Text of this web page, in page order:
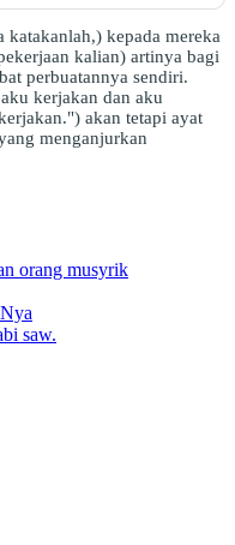
katakanlah,) kepada mereka
kalian) artinya bagi
perbuatannya sendiri.
kerjakan dan aku
akan tetapi ayat
menganjurkan
orang musyrik
saw.